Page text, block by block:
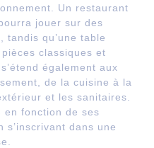
Un restaurant
jouer sur des
tandis qu’une table
classiques et
également aux
de la cuisine à la
et les sanitaires.
en fonction de ses
dans une